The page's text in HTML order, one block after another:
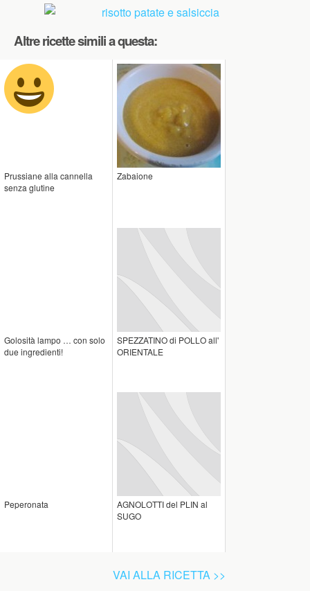
Altre ricette simili a questa:
Prussiane alla cannella
senza glutine
Zabaione
Golosità lampo … con solo
due ingredienti!
SPEZZATINO di POLLO all'
ORIENTALE
Peperonata
AGNOLOTTI del PLIN al
SUGO
VAI ALLA RICETTA >>